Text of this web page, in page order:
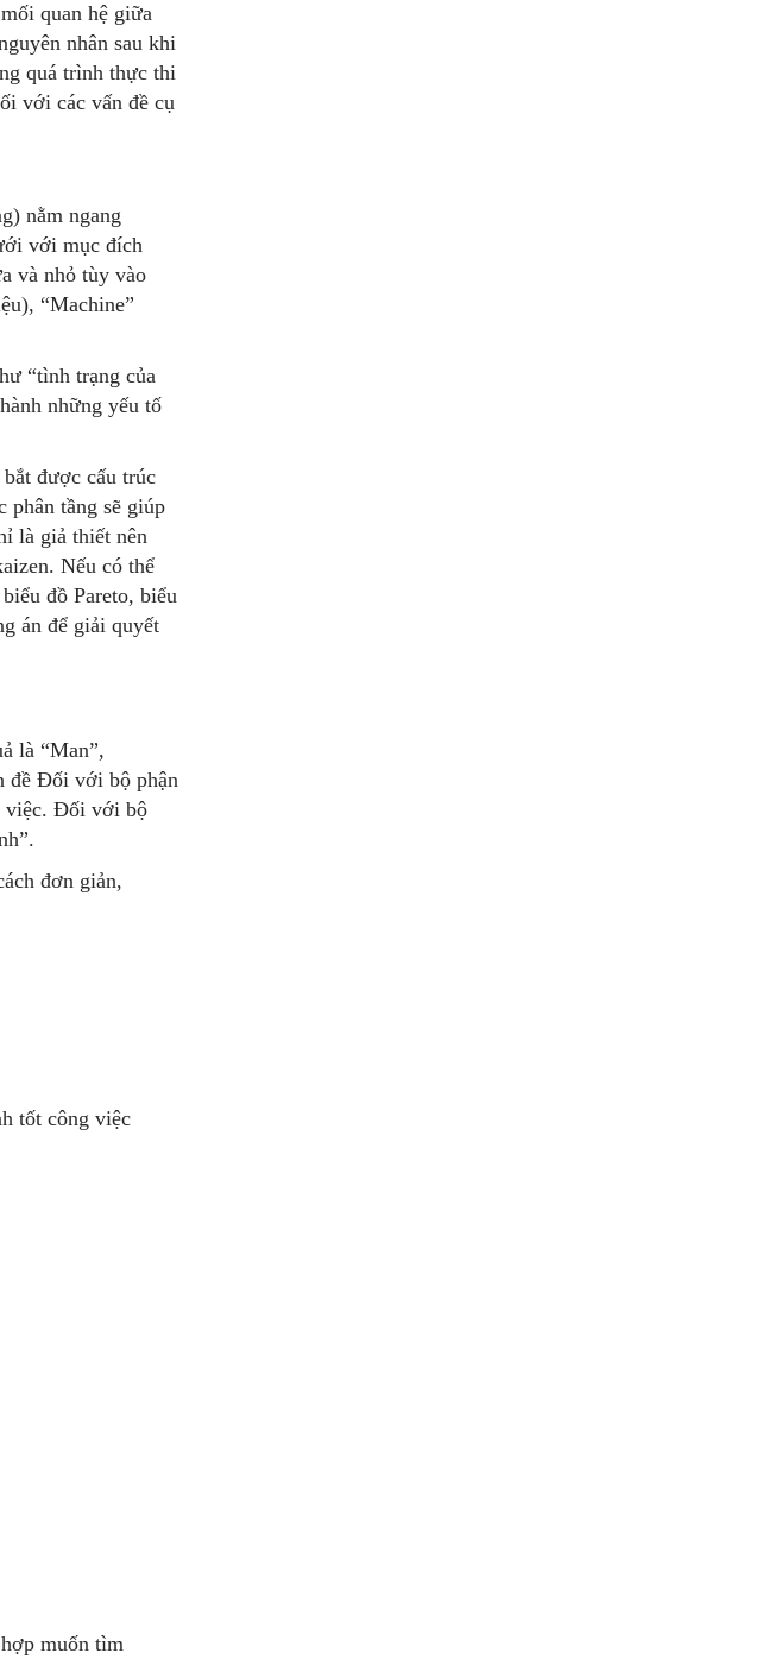
quan hệ giữa
nhân sau khi
quá trình thực thi
với các vấn đề cụ
nằm ngang
với mục đích
và nhỏ tùy vào
“Machine”
“tình trạng của
những yếu tố
được cấu trúc
phân tầng sẽ giúp
là giả thiết nên
Nếu có thể
đồ Pareto, biểu
án để giải quyết
là “Man”,
đề Đối với bộ phận
việc. Đối với bộ
đơn giản,
tốt công việc
muốn tìm